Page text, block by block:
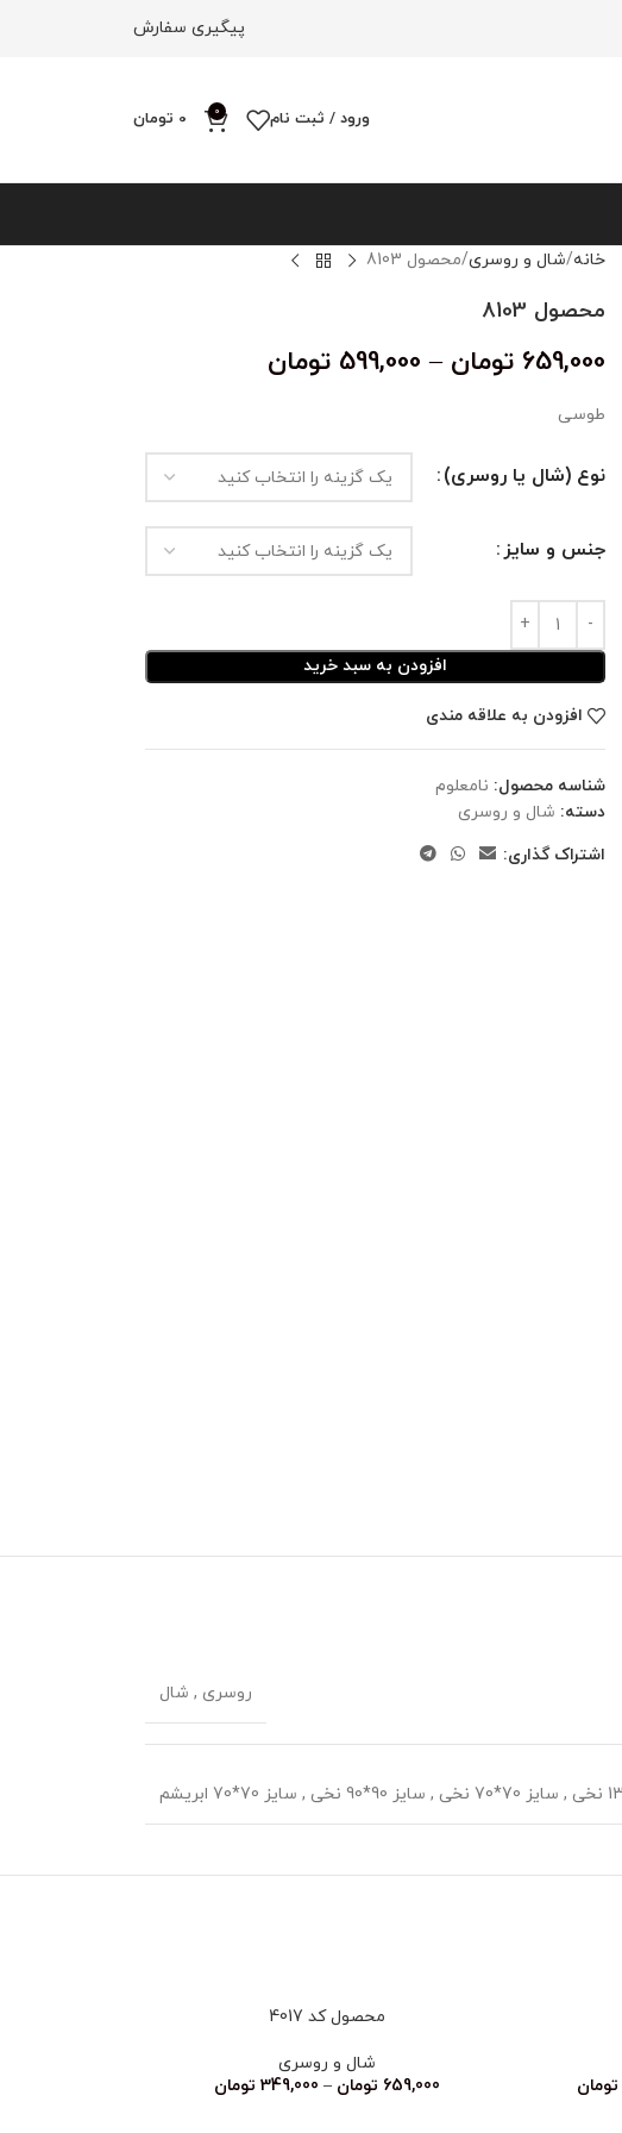
پیگیری سفارش
ورود / ثبت نام 0
0 تومان
خانه شال و روسری محصول 8103
محصول 8103
659,000 تومان –
599,000 تومان
طوسی
نوع (شال یا روسری)
جنس و سایز
افزودن به سبد خرید
افزودن به علاقه مندی
شناسه محصول: نامعلوم
دسته: شال و روسری
اشتراک گذاری:
روسری , شال
, سایز 70*70 نخی , سایز 90*90 نخی , سایز 70*70 ابریشم
تومان
محصول کد 4017
شال و روسری
659,000 تومان –
349,000 تومان